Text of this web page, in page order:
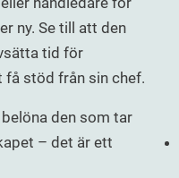
ny. Se till att den
tid för
få stöd från sin chef.
den som tar
– det är ett